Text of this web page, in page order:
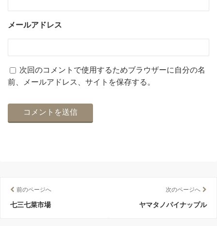
メールアドレス
次回のコメントで使用するためブラウザーに自分の名
前、メールアドレス、サイトを保存する。
前のページへ
七三七菜市場
次のページへ
ヤマタノパイナップル